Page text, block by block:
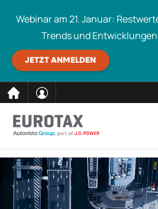
direkt
zum
Inhalt
Webinar am 21. Januar:
Trends und
JETZT ANMELDEN
Eurotax durchsuchen